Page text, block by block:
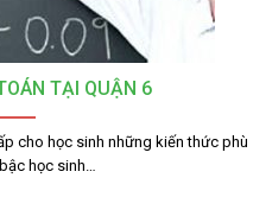
TẠI QUẬN 6
cho học sinh những kiến thức phù
học sinh…